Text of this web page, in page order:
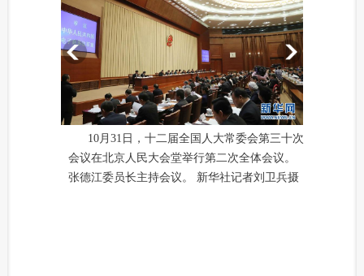
10月31日，十二届全国人大常委会第三十次
会议在北京人民大会堂举行第二次全体会议。
张德江委员长主持会议。 新华社记者刘卫兵摄